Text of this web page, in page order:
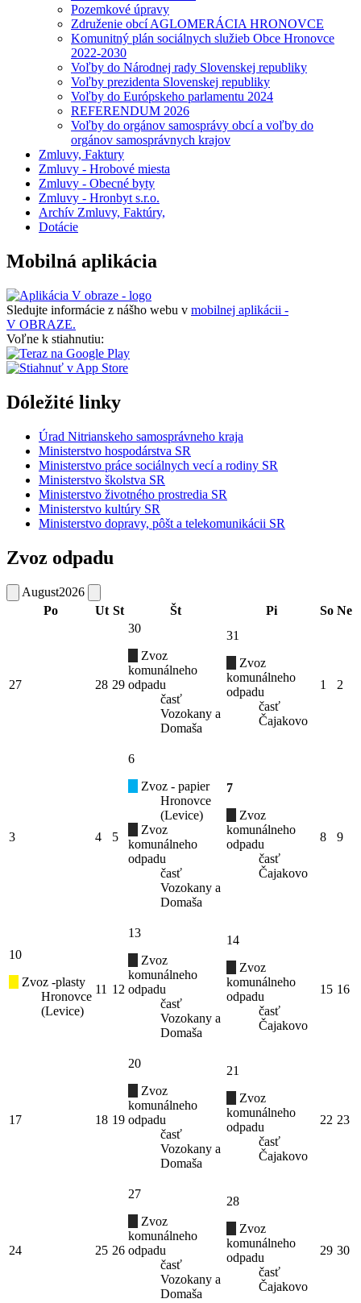
Pozemkové úpravy
Združenie obcí AGLOMERÁCIA HRONOVCE
Komunitný plán sociálnych služieb Obce Hronovce
2022-2030
Voľby do Národnej rady Slovenskej republiky
Voľby prezidenta Slovenskej republiky
Voľby do Európskeho parlamentu 2024
REFERENDUM 2026
Voľby do orgánov samosprávy obcí a voľby do
orgánov samosprávnych krajov
Zmluvy, Faktury
Zmluvy - Hrobové miesta
Zmluvy - Obecné byty
Zmluvy - Hronbyt s.r.o.
Archív Zmluvy, Faktúry,
Dotácie
Mobilná aplikácia
Sledujte informácie z nášho webu v mobilnej aplikácii -
V OBRAZE.
Voľne k stiahnutiu:
Dóležité linky
Úrad Nitrianskeho samosprávneho kraja
Ministerstvo hospodárstva SR
Ministerstvo práce sociálnych vecí a rodiny SR
Ministerstvo školstva SR
Ministerstvo životného prostredia SR
Ministerstvo kultúry SR
Ministerstvo dopravy, pôšt a telekomunikácii SR
Zvoz odpadu
August2026
Po
Ut St Št Pi So Ne
27 28 29
30
Zvoz
komunálneho
odpadu
časť
Vozokany a
Domaša
31
Zvoz
komunálneho
odpadu
časť
Čajakovo
1 2
3 4 5
6
Zvoz - papier
Hronovce
(Levice)
Zvoz
komunálneho
odpadu
časť
Vozokany a
Domaša
7
Zvoz
komunálneho
odpadu
časť
Čajakovo
8 9
10
Zvoz -plasty
Hronovce
(Levice)
11 12
13
Zvoz
komunálneho
odpadu
časť
Vozokany a
Domaša
14
Zvoz
komunálneho
odpadu
časť
Čajakovo
15 16
17 18 19
20
Zvoz
komunálneho
odpadu
časť
Vozokany a
Domaša
21
Zvoz
komunálneho
odpadu
časť
Čajakovo
22 23
24 25 26
27
Zvoz
komunálneho
odpadu
časť
Vozokany a
Domaša
28
Zvoz
komunálneho
odpadu
časť
Čajakovo
29 30